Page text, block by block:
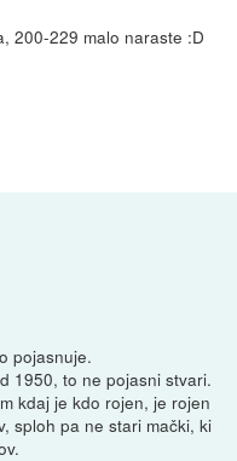
200-229 malo naraste :D
pojasnuje.
1950, to ne pojasni stvari.
kdaj je kdo rojen, je rojen
sploh pa ne stari mački, ki